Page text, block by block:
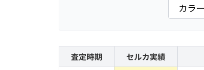
査定時期 セルカ実績